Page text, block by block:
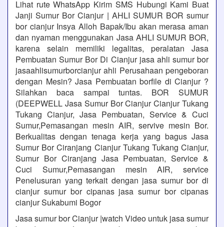
Lihat rute WhatsApp Kirim SMS Hubungi Kami Buat
Janji Sumur Bor Cianjur | AHLI SUMUR BOR sumur
bor cianjur Insya Alloh Bapak/Ibu akan merasa aman
dan nyaman menggunakan Jasa AHLI SUMUR BOR,
karena selain memiliki legalitas, peralatan Jasa
Pembuatan Sumur Bor Di Cianjur jasa ahli sumur bor
jasaahlisumurborcianjur ahli Perusahaan pengeboran
dengan Mesin? Jasa Pembuatan borfile di Cianjur ?
Silahkan baca sampai tuntas. BOR SUMUR
(DEEPWELL Jasa Sumur Bor Cianjur Cianjur Tukang
Tukang Cianjur, Jasa Pembuatan, Service & Cuci
Sumur,Pemasangan mesin AIR, servive mesin Bor.
Berkualitas dengan tenaga kerja yang bagus Jasa
Sumur Bor Ciranjang Cianjur Tukang Tukang Cianjur,
Sumur Bor Ciranjang Jasa Pembuatan, Service &
Cuci Sumur,Pemasangan mesin AIR, service
Penelusuran yang terkait dengan jasa sumur bor di
cianjur sumur bor cipanas jasa sumur bor cipanas
cianjur Sukabumi Bogor
Jasa sumur bor Cianjur |watch Video untuk jasa sumur